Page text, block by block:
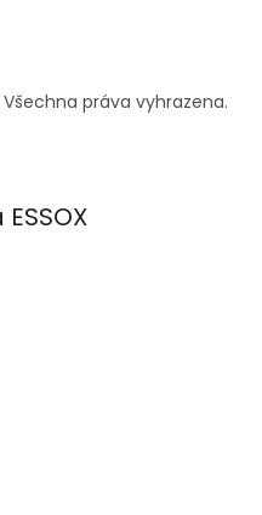
Všechna práva vyhrazena.